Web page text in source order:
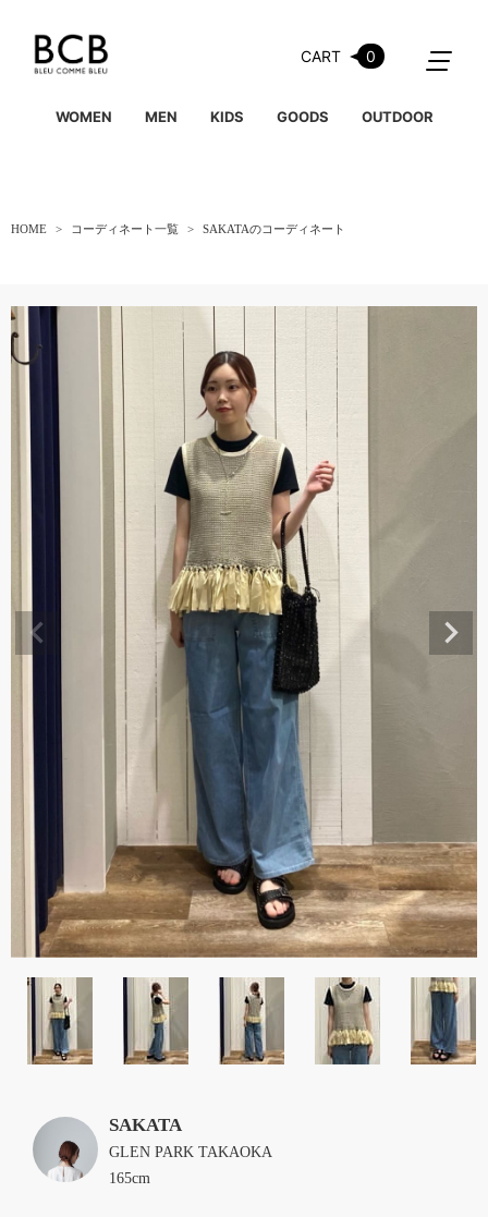
CART 0
WOMEN MEN KIDS GOODS OUTDOOR
HOME コーディネート一覧 SAKATAのコーディネート
SAKATA
GLEN PARK TAKAOKA
165cm